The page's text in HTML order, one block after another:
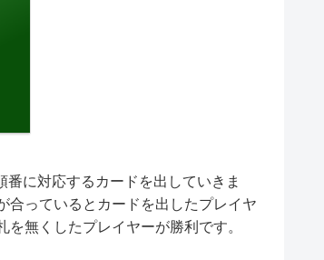
に対応するカードを出していきま
合っているとカードを出したプレイヤ
無くしたプレイヤーが勝利です。